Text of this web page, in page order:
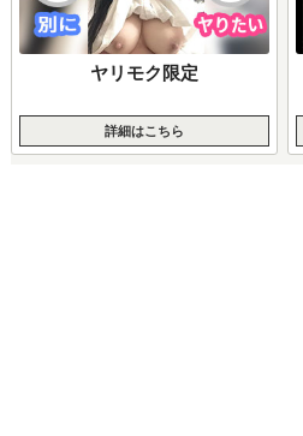
ヤリモク限定
詳細はこちら